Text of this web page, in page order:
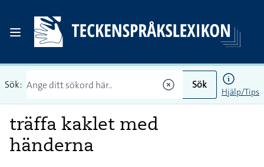
Sök: Sök
Hjälp/Tips
träffa kaklet med
händerna